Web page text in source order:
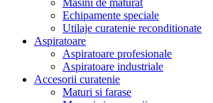
Masini de maturat
Echipamente speciale
Utilaje curatenie reconditionate
Aspiratoare
Aspiratoare profesionale
Aspiratoare industriale
Accesorii curatenie
Maturi si farase